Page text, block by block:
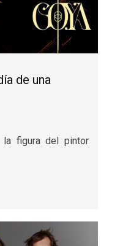
de una
la figura del pintor